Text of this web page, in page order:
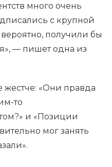
много очень
с крупной
получили бы
— пишет одна из
«Они правда
то
и «Позиции
мог занять